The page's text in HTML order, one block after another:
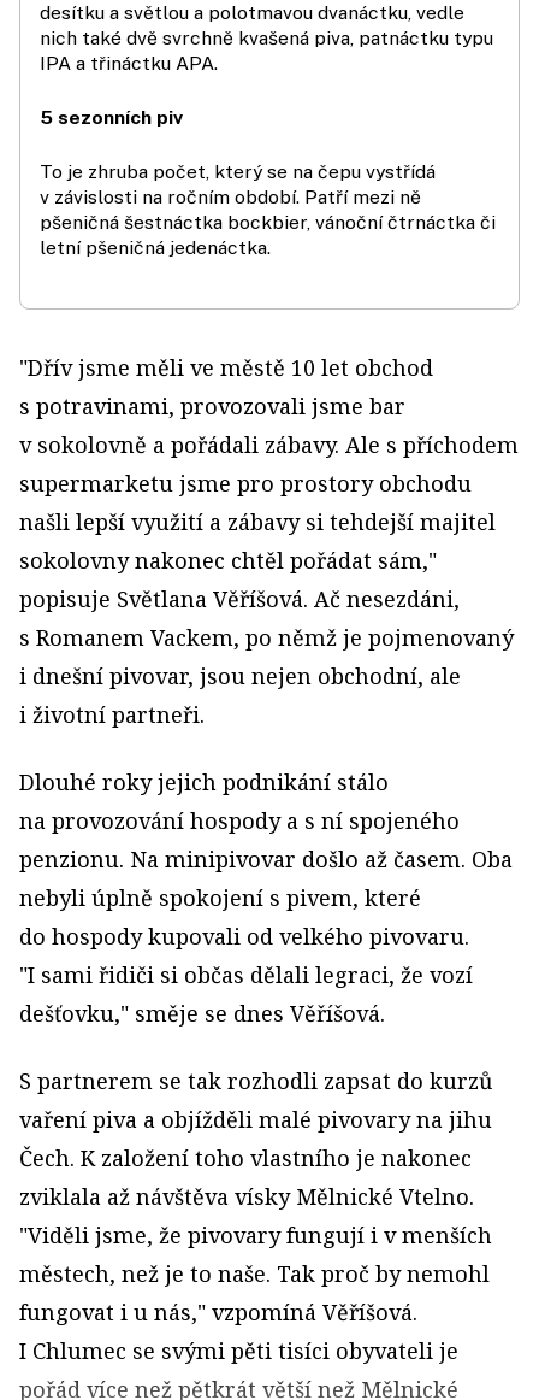
desítku a světlou a polotmavou dvanáctku, vedle
nich také dvě svrchně kvašená piva, patnáctku typu
IPA a třináctku APA.
5 sezonních piv
To je zhruba počet, který se na čepu vystřídá
v závislosti na ročním období. Patří mezi ně
pšeničná šestnáctka bockbier, vánoční čtrnáctka či
letní pšeničná jedenáctka.
"Dřív jsme měli ve městě 10 let obchod
s potravinami, provozovali jsme bar
v sokolovně a pořádali zábavy. Ale s příchodem
supermarketu jsme pro prostory obchodu
našli lepší využití a zábavy si tehdejší majitel
sokolovny nakonec chtěl pořádat sám,"
popisuje Světlana Věříšová. Ač nesezdáni,
s Romanem Vackem, po němž je pojmenovaný
i dnešní pivovar, jsou nejen obchodní, ale
i životní partneři.
Dlouhé roky jejich podnikání stálo
na provozování hospody a s ní spojeného
penzionu. Na minipivovar došlo až časem. Oba
nebyli úplně spokojení s pivem, které
do hospody kupovali od velkého pivovaru.
"I sami řidiči si občas dělali legraci, že vozí
dešťovku," směje se dnes Věříšová.
S partnerem se tak rozhodli zapsat do kurzů
vaření piva a objížděli malé pivovary na jihu
Čech. K založení toho vlastního je nakonec
zviklala až návštěva vísky Mělnické Vtelno.
"Viděli jsme, že pivovary fungují i v menších
městech, než je to naše. Tak proč by nemohl
fungovat i u nás," vzpomíná Věříšová.
I Chlumec se svými pěti tisíci obyvateli je
pořád více než pětkrát větší než Mělnické